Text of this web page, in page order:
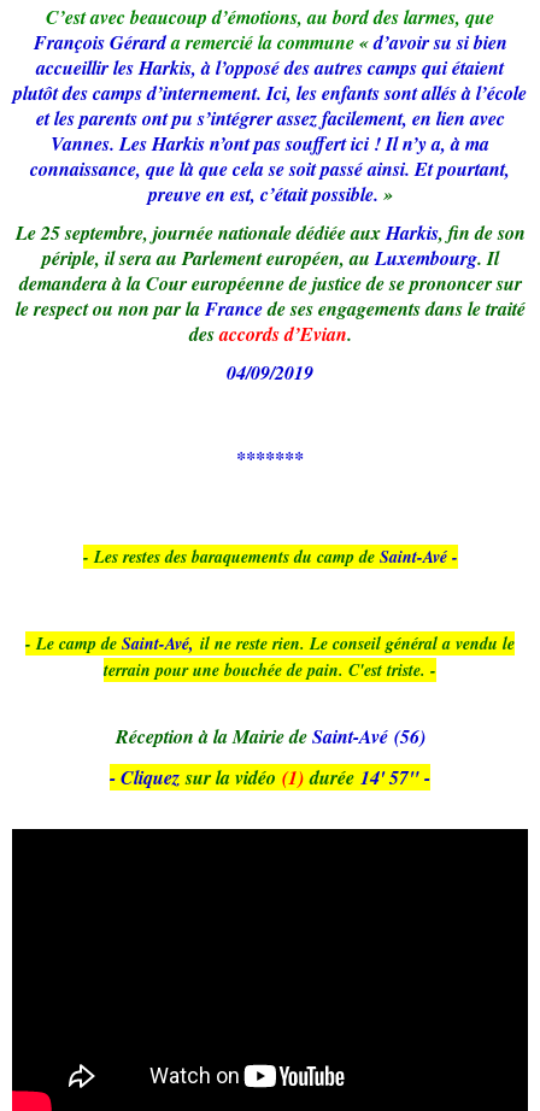
C’est avec beaucoup d’émotions, au bord des larmes, que
François Gérarda remercié la commune«d’avoir su si bien
accueillir les Harkis, à l’opposé des autres camps qui étaient
plutôt des camps d’internement. Ici, les enfants sont allés à l’école
et les parents ont pu s’intégrer assez facilement, en lien avec
Vannes. Les Harkis n’ont pas souffert ici ! Il n’y a, à ma
connaissance, que là que cela se soit passé ainsi. Et pourtant,
preuve en est, c’était possible. »
Le 25 septembre, journée nationale dédiée auxHarkis, fin de son
périple, il sera au Parlement européen, auLuxembourg. Il
demandera à la Cour européenne de justice de se prononcer sur
le respect ou non par laFrancede ses engagements dans le traité
desaccords d’Evian.
04/09/2019
*******
- Les restes des baraquements du camp de Saint-Avé -
- Le camp de Saint-Avé, il ne reste rien. Le conseil général a vendu le
terrain pour une bouchée de pain. C'est triste. -
Réception à la Mairie deSaint-Avé (56)
- Cliquez sur la vidéo (1)durée 14' 57" -